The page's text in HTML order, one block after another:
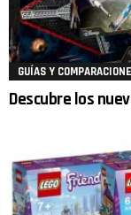
GUÍAS Y
Descubre los